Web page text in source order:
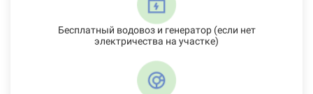
Бесплатный водовоз и генератор (если нет
электричества на участке)